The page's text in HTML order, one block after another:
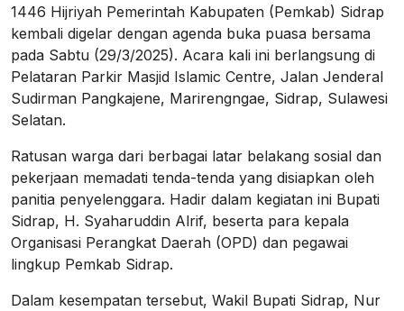
1446 Hijriyah Pemerintah Kabupaten (Pemkab) Sidrap
kembali digelar dengan agenda buka puasa bersama
pada Sabtu (29/3/2025). Acara kali ini berlangsung di
Pelataran Parkir Masjid Islamic Centre, Jalan Jenderal
Sudirman Pangkajene, Marirengngae, Sidrap, Sulawesi
Selatan.
Ratusan warga dari berbagai latar belakang sosial dan
pekerjaan memadati tenda-tenda yang disiapkan oleh
panitia penyelenggara. Hadir dalam kegiatan ini Bupati
Sidrap, H. Syaharuddin Alrif, beserta para kepala
Organisasi Perangkat Daerah (OPD) dan pegawai
lingkup Pemkab Sidrap.
Dalam kesempatan tersebut, Wakil Bupati Sidrap, Nur